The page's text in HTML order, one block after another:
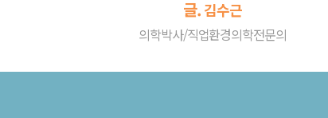
글.김수근
의학박사/직업환경의학전문의